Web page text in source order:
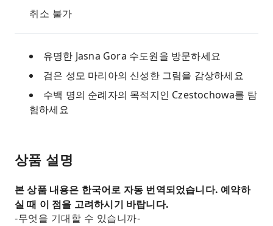
취소 불가
유명한 Jasna Gora 수도원을 방문하세요
검은 성모 마리아의 신성한 그림을 감상하세요
수백 명의 순례자의 목적지인 Czestochowa를 탐
험하세요
상품 설명
본 상품 내용은 한국어로 자동 번역되었습니다. 예약하
실 때 이 점을 고려하시기 바랍니다.
-무엇을 기대할 수 있습니까-